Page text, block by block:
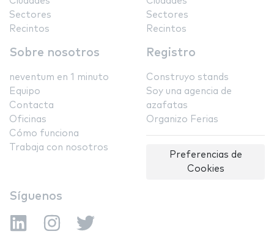
Sectores
Recintos
Sectores
Recintos
Sobre nosotros
neventum en 1 minuto
Equipo
Contacta
Oficinas
Cómo funciona
Trabaja con nosotros
Registro
Construyo stands
Soy una agencia de
azafatas
Organizo Ferias
Preferencias de
Cookies
Síguenos